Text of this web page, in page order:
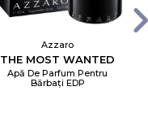
Azzaro
THE MOST WANTED
Apă De Parfum Pentru
Bărbați EDP